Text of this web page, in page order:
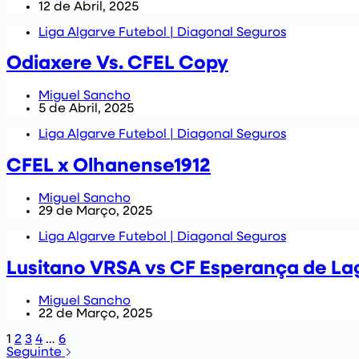
12 de Abril, 2025
Liga Algarve Futebol | Diagonal Seguros
Odiaxere Vs. CFEL Copy
Miguel Sancho
5 de Abril, 2025
Liga Algarve Futebol | Diagonal Seguros
CFEL x Olhanense1912
Miguel Sancho
29 de Março, 2025
Liga Algarve Futebol | Diagonal Seguros
Lusitano VRSA vs CF Esperança de
Miguel Sancho
22 de Março, 2025
1 2 3 4 … 6
Seguinte